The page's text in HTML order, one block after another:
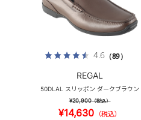
4.6（89）
REGAL
50DLAL スリッポン ダークブラウン
¥20,900（税込）
¥14,630 （税込）